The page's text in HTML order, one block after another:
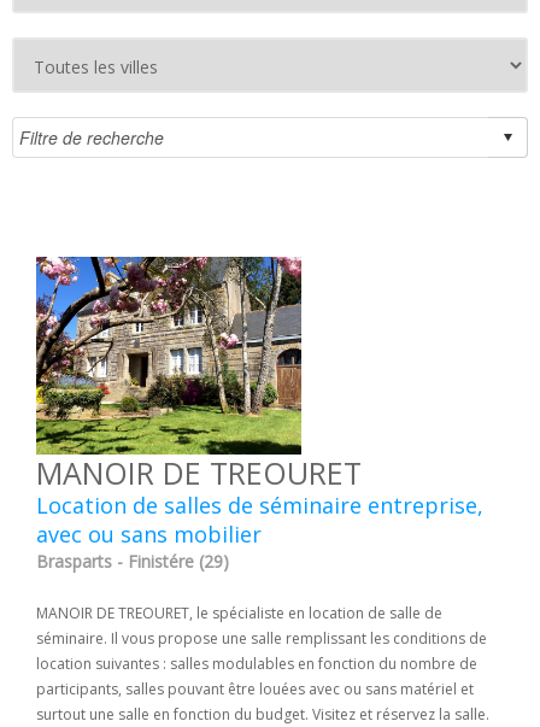
MANOIR DE TREOURET
Location de salles de séminaire entreprise,
avec ou sans mobilier
Brasparts - Finistére (29)
MANOIR DE TREOURET, le spécialiste en location de salle de
séminaire. Il vous propose une salle remplissant les conditions de
location suivantes : salles modulables en fonction du nombre de
participants, salles pouvant être louées avec ou sans matériel et
surtout une salle en fonction du budget. Visitez et réservez la salle.